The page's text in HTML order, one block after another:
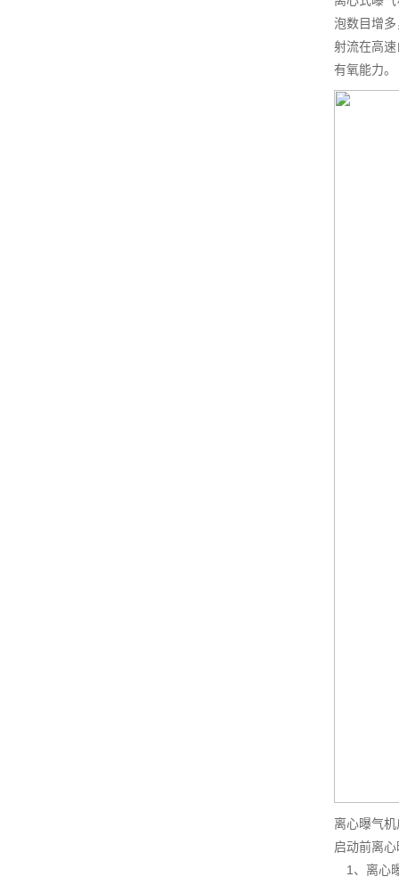
泡数目增
射流在高
有氧能力。
离心曝气
启动前离
1、离心